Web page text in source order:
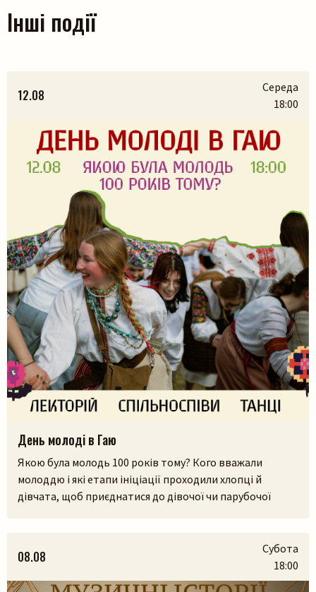
Інші події
12.08
Середа
18:00
День молоді в Гаю
Якою була молодь 100 років тому? Кого вважали
молоддю і які етапи ініціації проходили хлопці й
дівчата, щоб приєднатися до дівочої чи парубочої
дівоцтво і парубоцтво в українській традиції з
проєктом «Домів», […]
08.08
Субота
18:00